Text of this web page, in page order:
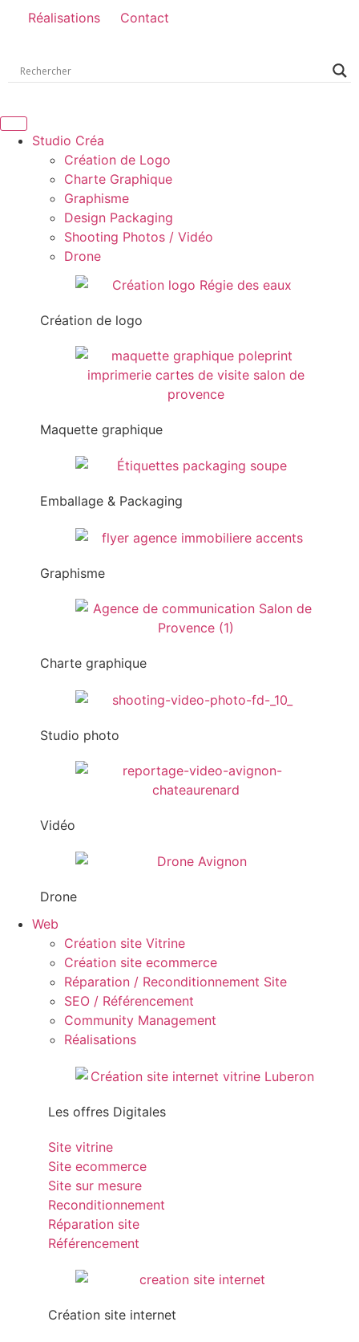
Réalisations Contact
Studio Créa
Création de Logo
Charte Graphique
Graphisme
Design Packaging
Shooting Photos / Vidéo
Drone
Création de logo
Maquette graphique
Emballage & Packaging
Graphisme
Charte graphique
Studio photo
Vidéo
Drone
Web
Création site Vitrine
Création site ecommerce
Réparation / Reconditionnement Site
SEO / Référencement
Community Management
Réalisations
Les offres Digitales
Site vitrine
Site ecommerce
Site sur mesure
Reconditionnement
Réparation site
Référencement
Création site internet